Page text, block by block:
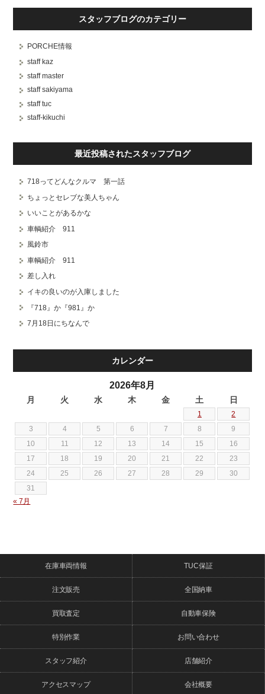
スタッフブログのカテゴリー
PORCHE情報
staff kaz
staff master
staff sakiyama
staff tuc
staff-kikuchi
最近投稿されたスタッフブログ
718ってどんなクルマ 第一話
ちょっとセレブな美人ちゃん
いいことがあるかな
車輌紹介 911
風鈴市
車輌紹介 911
差し入れ
イキの良いのが入庫しました
『718』か『981』か
7月18日にちなんで
カレンダー
2026年8月
月 火 水 木 金 土 日
1
2
3
4 5 6 7 8
9
10
11 12 13 14 15
16
17
18 19 20 21 22
23
24
25 26 27 28 29
30
31
« 7月
在庫車両情報 TUC保証
注文販売 全国納車
買取査定 自動車保険
特別作業 お問い合わせ
スタッフ紹介 店舗紹介
アクセスマップ 会社概要